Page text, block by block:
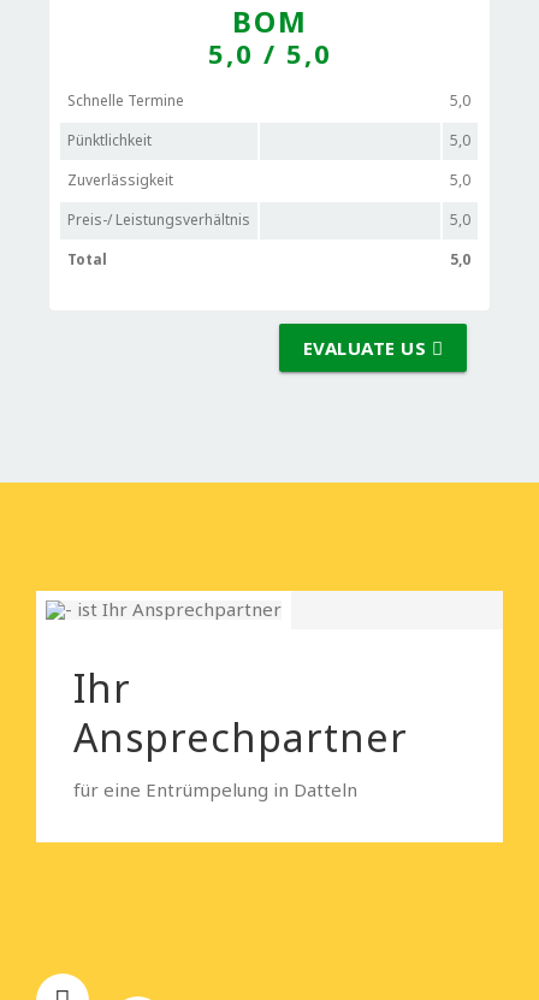
BOM
5,0 / 5,0
Schnelle Termine
5,0
Pünktlichkeit
5,0
Zuverlässigkeit
5,0
Preis-/ Leistungsverhältnis
5,0
Total
5,0
EVALUATE US
Ihr
Ansprechpartner
für eine Entrümpelung in Datteln